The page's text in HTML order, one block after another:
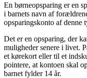
En børneopsparing er en
i barnets navn af
opsparingskonto af denne
Det er en opsparing, der
muligheder senere i livet.
et kørekort eller til et
pointere, at kontoen skal
barnet fylder 14 år.